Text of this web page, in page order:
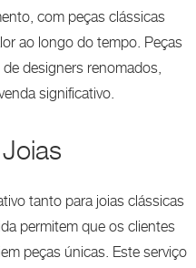
com peças clássicas
ao longo do tempo. Peças
designers renomados,
significativo.
tanto para joias clássicas
permitem que os clientes
peças únicas. Este serviço